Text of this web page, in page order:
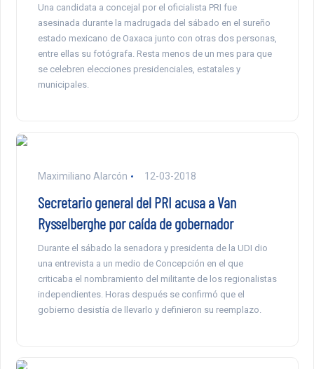
Una candidata a concejal por el oficialista PRI fue
asesinada durante la madrugada del sábado en el sureño
estado mexicano de Oaxaca junto con otras dos personas,
entre ellas su fotógrafa. Resta menos de un mes para que
se celebren elecciones presidenciales, estatales y
municipales.
Maximiliano Alarcón 12-03-2018
Secretario general del PRI acusa a Van
Rysselberghe por caída de gobernador
Durante el sábado la senadora y presidenta de la UDI dio
una entrevista a un medio de Concepción en el que
criticaba el nombramiento del militante de los regionalistas
independientes. Horas después se confirmó que el
gobierno desistía de llevarlo y definieron su reemplazo.